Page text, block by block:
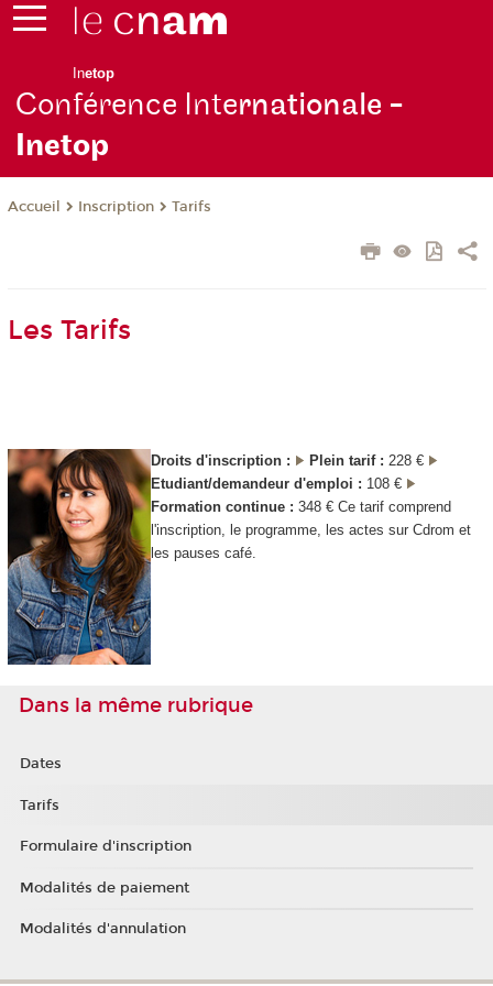
Inetop
Conférence Internationale -
Inetop
Accueil Inscription Tarifs
Les Tarifs
Droits d'inscription : Plein tarif : 228 €
Etudiant/demandeur d'emploi : 108 €
Formation continue : 348 € Ce tarif comprend
l'inscription, le programme, les actes sur Cdrom et
les pauses café.
Dans la même rubrique
Dates
Tarifs
Formulaire d'inscription
Modalités de paiement
Modalités d'annulation